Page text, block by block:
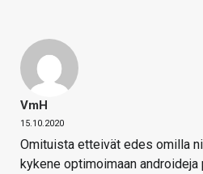
VmH
15.10.2020
Omituista etteivät edes omilla
kykene optimoimaan